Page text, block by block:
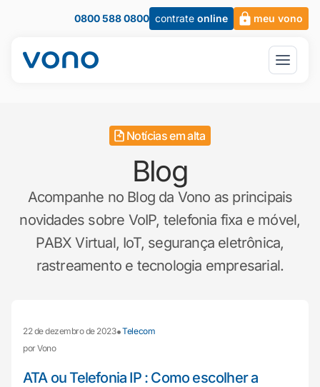
0800 588 0800 contrate online meu vono
Notícias em alta
Blog
Acompanhe no Blog da Vono as principais
novidades sobre VoIP, telefonia fixa e móvel,
PABX Virtual, IoT, segurança eletrônica,
rastreamento e tecnologia empresarial.
22 de dezembro de 2023•Telecom
por Vono
ATA ou Telefonia IP : Como escolher a